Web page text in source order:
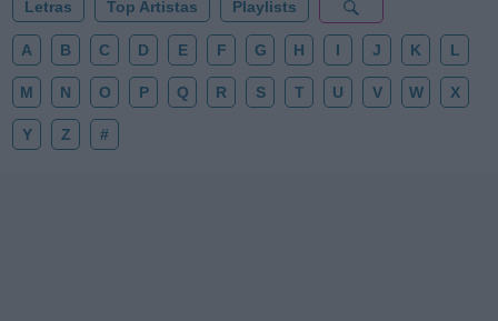
Letras Top Artistas Playlists
A B C D E F G H I J K L
M N O P Q R S T U V W X
Y Z #